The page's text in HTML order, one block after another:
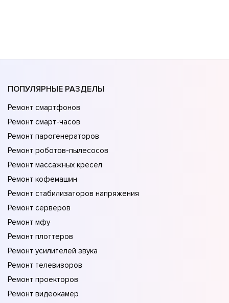
ПОПУЛЯРНЫЕ РАЗДЕЛЫ
Ремонт смартфонов
Ремонт смарт-часов
Ремонт парогенераторов
Ремонт роботов-пылесосов
Ремонт массажных кресел
Ремонт кофемашин
Ремонт стабилизаторов напряжения
Ремонт серверов
Ремонт мфу
Ремонт плоттеров
Ремонт усилителей звука
Ремонт телевизоров
Ремонт проекторов
Ремонт видеокамер